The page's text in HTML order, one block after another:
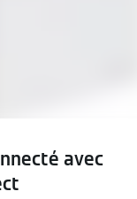
avec